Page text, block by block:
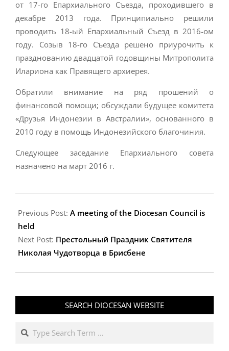
от 17-го Епархиального Съезда, проходившего в
декабре 2013 года. Принципиально решили
проводить 18-ый Епархиальный Съезд в 2016-ом
году. Созыв 18-го Съезда решено приурочить к
празднованию двадцатой годовщины Митрополита
Илариона как Правящего архиерея.
Обратили внимание на ряд прошений о
финансовой помощи; обсуждали будущее комитета
«Друзья Индонезии в Австралии», основанного в
2010 году в помощь Индонезийского благочиния.
Следующее заседание Епархиального совета
назначено на март 2016 г.
12-
25
Previous Post: A meeting of the Diocesan Council is
held
Next Post: Престольный Праздник Святителя
Николая Чудотворца в Брисбене
SEARCH DIOCESAN WEBSITE
Search